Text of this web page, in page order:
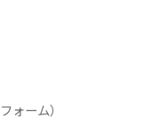
ォーム）